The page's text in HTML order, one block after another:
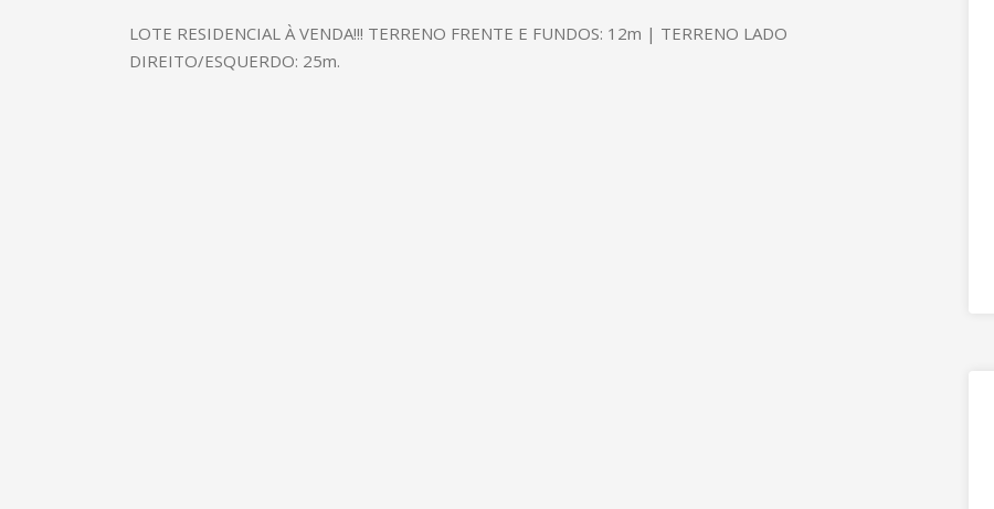
LOTE RESIDENCIAL À VENDA!!! TERRENO FRENTE E FUNDOS: 12m | TERRENO LADO
DIREITO/ESQUERDO: 25m.